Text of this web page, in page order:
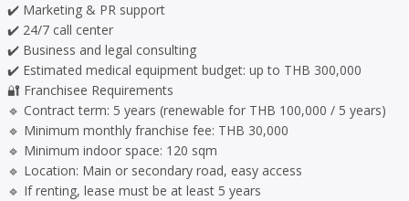
✔️ Marketing & PR support
✔️ 24/7 call center
✔️ Business and legal consulting
✔️ Estimated medical equipment budget: up to THB 300,000
🔐 Franchisee Requirements
🔹 Contract term: 5 years (renewable for THB 100,000 / 5 years)
🔹 Minimum monthly franchise fee: THB 30,000
🔹 Minimum indoor space: 120 sqm
🔹 Location: Main or secondary road, easy access
🔹 If renting, lease must be at least 5 years